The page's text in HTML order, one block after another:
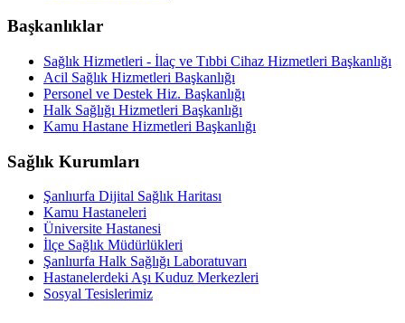
Başkanlıklar
Sağlık Hizmetleri - İlaç ve Tıbbi Cihaz Hizmetleri Başkanlığı
Acil Sağlık Hizmetleri Başkanlığı
Personel ve Destek Hiz. Başkanlığı
Halk Sağlığı Hizmetleri Başkanlığı
Kamu Hastane Hizmetleri Başkanlığı
Sağlık Kurumları
Şanlıurfa Dijital Sağlık Haritası
Kamu Hastaneleri
Üniversite Hastanesi
İlçe Sağlık Müdürlükleri
Şanlıurfa Halk Sağlığı Laboratuvarı
Hastanelerdeki Aşı Kuduz Merkezleri
Sosyal Tesislerimiz